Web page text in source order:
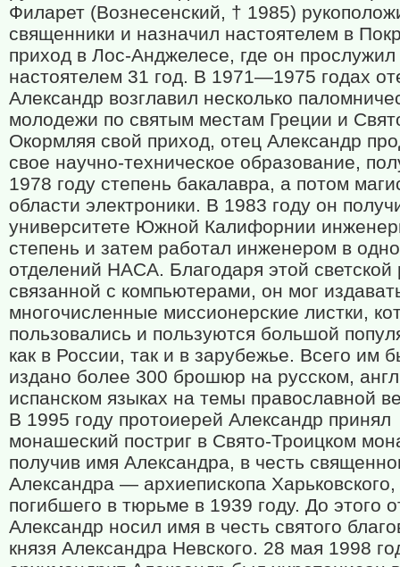
Филарет (Вознесенский, † 1985)
священники и назначил настоятелем в
приход в Лос-Анджелесе, где он прослужил
настоятелем 31 год. В 1971—1975 годах
Александр возглавил несколько
молодежи по святым местам Греции и
Окормляя свой приход, отец Александр
свое научно-техническое образование,
1978 году степень бакалавра, а потом
области электроники. В 1983 году он
университете Южной Калифорнии
степень и затем работал инженером в
отделений НАСА. Благодаря этой светской
связанной с компьютерами, он мог
многочисленные миссионерские листки,
пользовались и пользуются большой
как в России, так и в зарубежье. Всего им
издано более 300 брошюр на русском,
испанском языках на темы православной
В 1995 году протоиерей Александр принял
монашеский постриг в Свято-Троицком
получив имя Александра, в честь
Александра — архиепископа Харьковского,
погибшего в тюрьме в 1939 году. До этого
Александр носил имя в честь святого
князя Александра Невского. 28 мая 1998